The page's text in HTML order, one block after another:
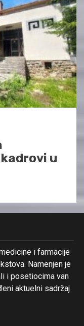
u
i farmacije
Namenjen je
i posetiocima van
aktuelni sadržaj